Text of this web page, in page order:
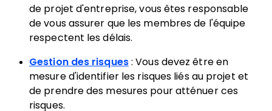
de projet d'entreprise, vous êtes responsable
de vous assurer que les membres de l'équipe
respectent les délais.
Gestion des risques: Vous devez être en
mesure d'identifier les risques liés au projet et
de prendre des mesures pour atténuer ces
risques.